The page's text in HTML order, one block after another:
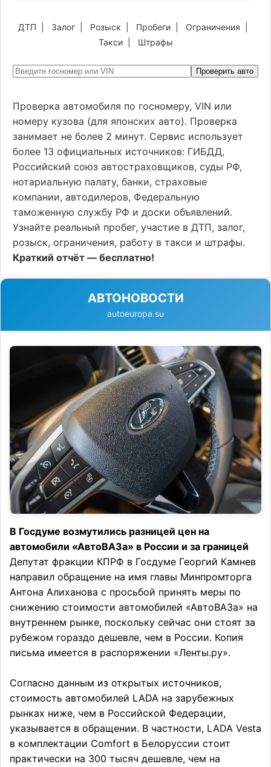
ДТП Залог Розыск Пробеги Ограничения
Такси| Штрафы
Проверить авто
Проверка автомобиля по госномеру, VIN или
номеру кузова (для японских авто). Проверка
занимает не более 2 минут. Сервис использует
более 13 официальных источников: ГИБДД,
Российский союз автостраховщиков, суды РФ,
нотариальную палату, банки, страховые
компании, автодилеров, Федеральную
таможенную службу РФ и доски объявлений.
Узнайте реальный пробег, участие в ДТП, залог,
розыск, ограничения, работу в такси и штрафы.
Краткий отчёт — бесплатно!
АВТОНОВОСТИ
autoeuropa.su
В Госдуме возмутились разницей цен на
автомобили «АвтоВАЗа» в России и за границей
Депутат фракции КПРФ в Госдуме Георгий Камнев
направил обращение на имя главы Минпромторга
Антона Алиханова с просьбой принять меры по
снижению стоимости автомобилей «АвтоВАЗа» на
внутреннем рынке, поскольку сейчас они стоят за
рубежом гораздо дешевле, чем в России. Копия
письма имеется в распоряжении «Ленты.ру».
Согласно данным из открытых источников,
стоимость автомобилей LADA на зарубежных
рынках ниже, чем в Российской Федерации,
указывается в обращении. В частности, LADA Vesta
в комплектации Comfort в Белоруссии стоит
практически на 300 тысяч дешевле, чем на